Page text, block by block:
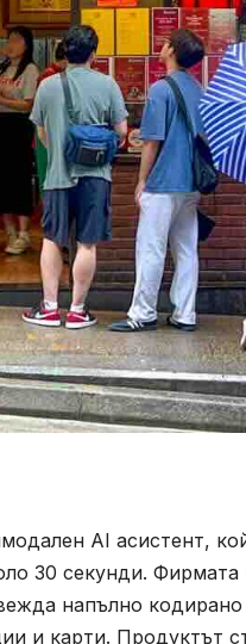
AI асистент,
30 секунди.
напълно
и карти. Продуктът